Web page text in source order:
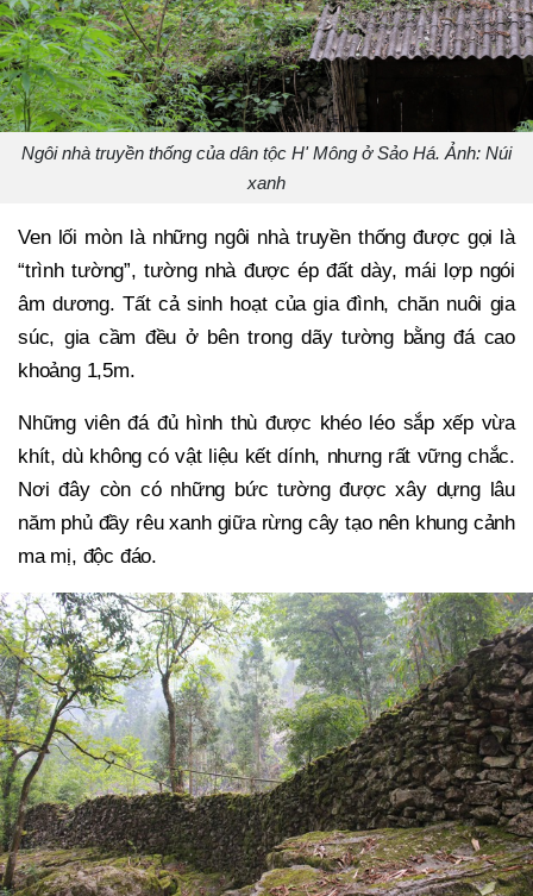
Ngôi nhà truyền thống của dân tộc H' Mông ở Sảo Há. Ảnh: Núi
xanh
Ven lối mòn là những ngôi nhà truyền thống được gọi là
“trình tường”, tường nhà được ép đất dày, mái lợp ngói
âm dương. Tất cả sinh hoạt của gia đình, chăn nuôi gia
súc, gia cầm đều ở bên trong dãy tường bằng đá cao
khoảng 1,5m.
Những viên đá đủ hình thù được khéo léo sắp xếp vừa
khít, dù không có vật liệu kết dính, nhưng rất vững chắc.
Nơi đây còn có những bức tường được xây dựng lâu
năm phủ đầy rêu xanh giữa rừng cây tạo nên khung cảnh
ma mị, độc đáo.